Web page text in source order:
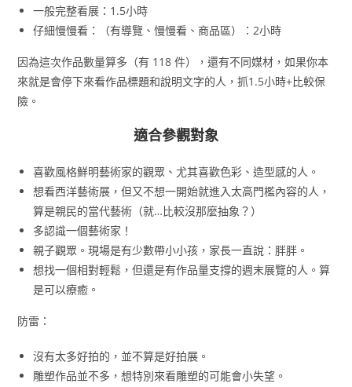
一般完整看展：1.5小時
仔細慢慢看：（有導覽、慢慢看、商品區）：2小時
因為這次作品數量算多（有 118 件），還有不同媒材，如果你本
來就是會停下來看作品標題和說明文字的人，抓1.5小時+比較保
險。
適合參觀對象
喜歡風格鮮明藝術家的觀眾、尤其喜歡色彩、造型感的人。
想看西洋藝術展，但又不想一開始就進入太高門檻內容的人，
算是親民的當代藝術（就…比較沒那麼抽象？）
多認識一個藝術家！
親子觀眾。現場是有少數帶小小孩，家長一直說：胖胖。
想找一個相對輕鬆，但還是有作品量支撐的週末展覽的人。算
是可以療癒。
防雷：
沒有太多好拍的，並不算是好拍展。
雕塑作品並不多，想特別來看雕塑的可能會小失望。